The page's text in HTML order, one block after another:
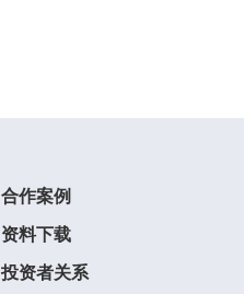
合作案例
资料下载
投资者关系